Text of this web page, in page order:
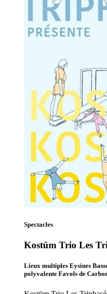
Spectacles
Kostüm Trio Les
Lieux multiples Eysines
polyvalente Favols de